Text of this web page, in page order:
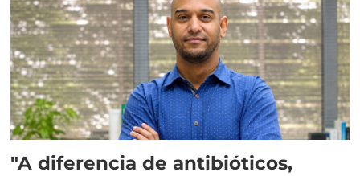
"A diferencia de antibióticos,